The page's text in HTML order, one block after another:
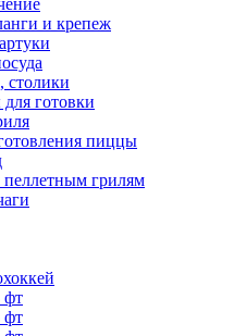
и крепеж
столики
готовки
пиццы
пеллетным грилям
фт
фт